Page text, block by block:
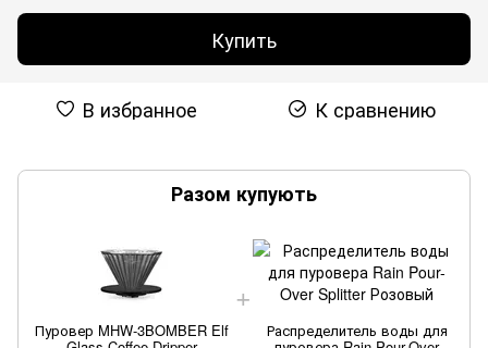
Купить
В избранное К сравнению
Разом купують
Пуровер MHW-3BOMBER Elf Распределитель воды для